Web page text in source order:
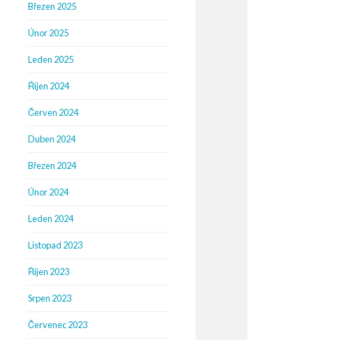
Březen 2025
Únor 2025
Leden 2025
Říjen 2024
Červen 2024
Duben 2024
Březen 2024
Únor 2024
Leden 2024
Listopad 2023
Říjen 2023
Srpen 2023
Červenec 2023